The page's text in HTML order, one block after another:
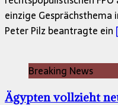
einzige
Peter Pilz beantragte ein
Breaking News
Ägypten vollzieht